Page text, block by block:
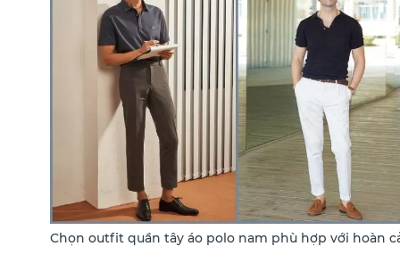
Chọn outfit quần tây áo polo nam phù hợp với hoàn